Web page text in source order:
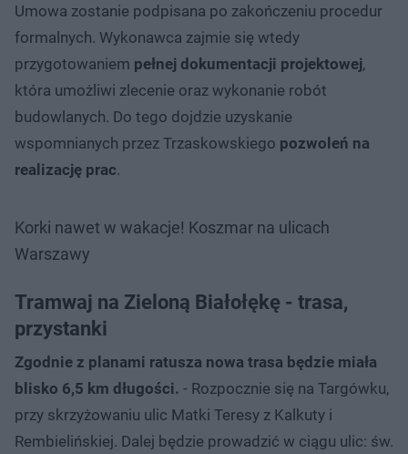
Umowa zostanie podpisana po zakończeniu procedur
formalnych. Wykonawca zajmie się wtedy
przygotowaniem pełnej dokumentacji projektowej,
która umożliwi zlecenie oraz wykonanie robót
budowlanych. Do tego dojdzie uzyskanie
wspomnianych przez Trzaskowskiego pozwoleń na
realizację prac.
Korki nawet w wakacje! Koszmar na ulicach
Warszawy
Tramwaj na Zieloną Białołękę - trasa,
przystanki
Zgodnie z planami ratusza nowa trasa będzie miała
blisko 6,5 km długości. - Rozpocznie się na Targówku,
przy skrzyżowaniu ulic Matki Teresy z Kalkuty i
Rembielińskiej. Dalej będzie prowadzić w ciągu ulic: św.